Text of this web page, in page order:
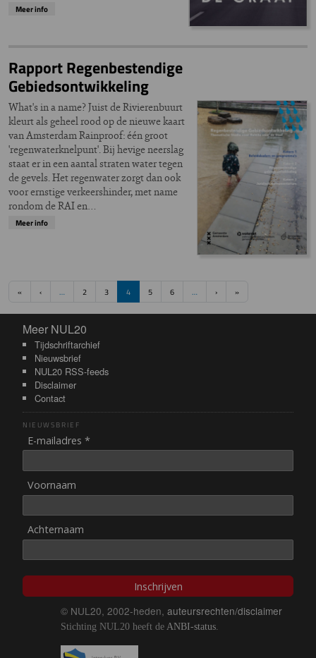
Meer info
Rapport Regenbestendige
Gebiedsontwikkeling
What's in a name? Juist de Rivierenbuurt
kleurt als geheel rood op de nieuwe kaart
van Amsterdam Rainproof: één groot
'regenwaterknelpunt'. Bij hevige neerslag
staat er in een aantal straten water tegen
de gevels. Het regenwater zorgt dan ook
voor ernstige verkeershinder, met name
rondom de RAI en…
Meer info
Paginering
« Eerste pagina
‹Vorige pagina
… 2 3 4 5 6 … ›Volgende pagina
»Laatste pagina
Meer NUL20
Meer NUL20
Tijdschriftarchief
Nieuwsbrief
NUL20 RSS-feeds
Disclaimer
Contact
NIEUWSBRIEF
E-mailadres *
Voornaam
Achternaam
Inschrijven
© NUL20, 2002-heden, auteursrechten/disclaimer
Stichting NUL20 heeft de ANBI-status.
Image